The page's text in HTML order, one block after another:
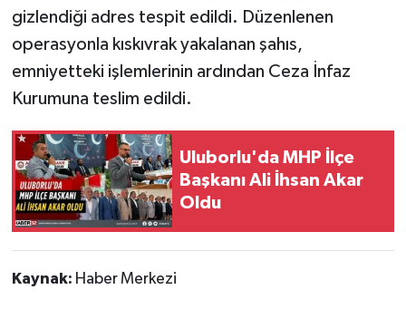
gizlendiği adres tespit edildi. Düzenlenen
operasyonla kıskıvrak yakalanan şahıs,
emniyetteki işlemlerinin ardından Ceza İnfaz
Kurumuna teslim edildi.
Uluborlu'da MHP İlçe
Başkanı Ali İhsan Akar
Oldu
Kaynak: Haber Merkezi
Türkiye
Yerel
Künye